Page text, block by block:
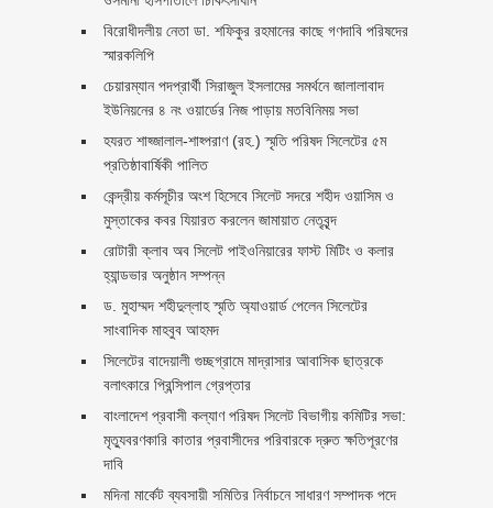
বিরোধীদলীয় নেতা ডা. শফিকুর রহমানের কাছে গণদাবি পরিষদের
স্মারকলিপি ‎
চেয়ারম্যান পদপ্রার্থী সিরাজুল ইসলামের সমর্থনে জালালাবাদ
ইউনিয়নের ৪ নং ওয়ার্ডের নিজ পাড়ায় মতবিনিময় সভা
হযরত শাহ্জালাল-শাহ্পরাণ (রহ.) স্মৃতি পরিষদ সিলেটের ৫ম
প্রতিষ্ঠাবার্ষিকী পালিত ‎​
কেন্দ্রীয় কর্মসূচীর অংশ হিসেবে সিলেট সদরে শহীদ ওয়াসিম ও
মুস্তাকের কবর যিয়ারত করলেন জামায়াত নেতৃবৃন্দ ‎
রোটারী ক্লাব অব সিলেট পাইওনিয়ারের ফাস্ট মিটিং ও কলার
হ্যান্ডভার অনুষ্ঠান সম্পন্ন
ড. মুহাম্মদ শহীদুল্লাহ স্মৃতি অ্যাওয়ার্ড পেলেন সিলেটের
সাংবাদিক মাহবুব আহমদ
সিলেটের বাদেয়ালী গুচ্ছগ্রামে মাদ্রাসার আবাসিক ছাত্রকে
বলাৎকারে প্রিন্সিপাল গ্রেপ্তার ‎
বাংলাদেশ প্রবাসী কল্যাণ পরিষদ সিলেট বিভাগীয় কমিটির সভা:
মৃত্যুবরণকারি কাতার প্রবাসীদের পরিবারকে দ্রুত ক্ষতিপূরণের
দাবি
মদিনা মার্কেট ব্যবসায়ী সমিতির নির্বাচনে সাধারণ সম্পাদক পদে